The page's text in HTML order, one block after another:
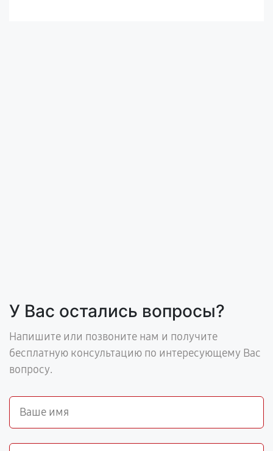
У Вас остались вопросы?
Напишите или позвоните нам и получите
бесплатную консультацию по интересующему Вас
вопросу.